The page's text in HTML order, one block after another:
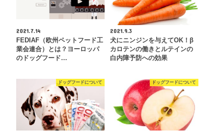
2021.7.14
FEDIAF（欧州ペットフード工
業会連合）とは？ヨーロッパ
のドッグフード…
2021.9.3
犬にニンジンを与えてOK！β
カロテンの働きとルテインの
白内障予防への効果
ドッグフードについて ドッグフードについて